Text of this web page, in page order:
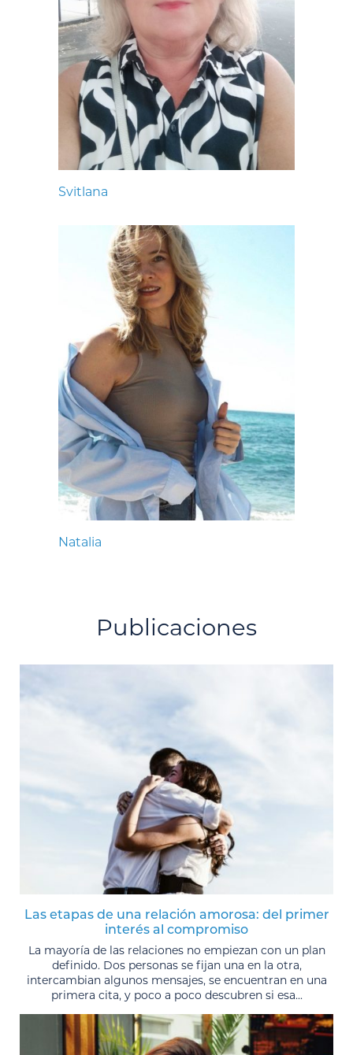
Svitlana
Natalia
Publicaciones
Las etapas de una relación amorosa: del primer
interés al compromiso
La mayoría de las relaciones no empiezan con un plan
definido. Dos personas se fijan una en la otra,
intercambian algunos mensajes, se encuentran en una
primera cita, y poco a poco descubren si esa...